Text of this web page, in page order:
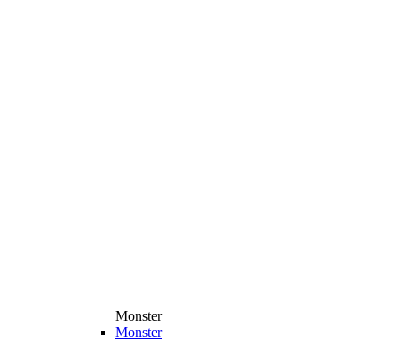
Monster
Monster